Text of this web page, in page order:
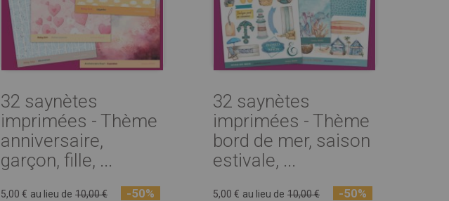
32 saynètes
imprimées - Thème
anniversaire,
garçon, fille, ...
5,00 € au lieu de 10,00 € -50%
32 saynètes
imprimées - Thème
bord de mer, saison
estivale, ...
5,00 € au lieu de 10,00 € -50%